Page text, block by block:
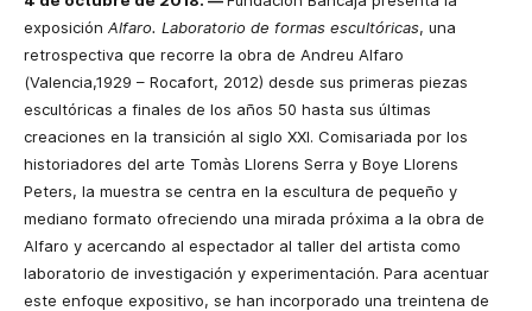
exposición Alfaro. Laboratorio de formas escultóricas, una
retrospectiva que recorre la obra de Andreu Alfaro
(Valencia,1929 – Rocafort, 2012) desde sus primeras piezas
escultóricas a finales de los años 50 hasta sus últimas
creaciones en la transición al siglo XXI. Comisariada por los
historiadores del arte Tomàs Llorens Serra y Boye Llorens
Peters, la muestra se centra en la escultura de pequeño y
mediano formato ofreciendo una mirada próxima a la obra de
Alfaro y acercando al espectador al taller del artista como
laboratorio de investigación y experimentación. Para acentuar
este enfoque expositivo, se han incorporado una treintena de